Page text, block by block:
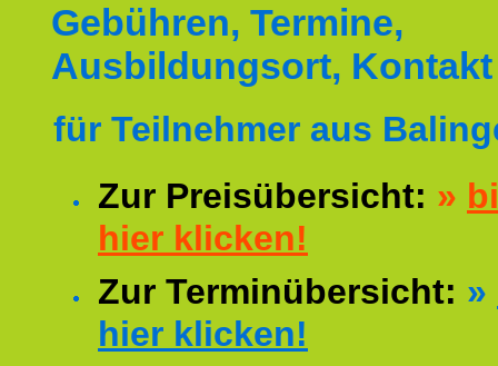
Gebühren, Termine,
Ausbildungsort, Kontakt
für Teilnehmer aus
Zur Preisübersicht: »
hier klicken!
Zur Terminübersicht: »
hier klicken!